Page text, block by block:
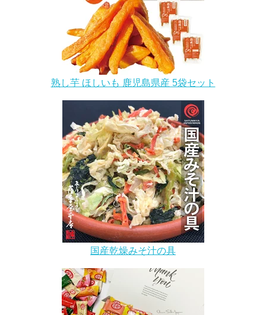
熟し芋 ほしいも 鹿児島県産 5袋セット
国産乾燥みそ汁の具